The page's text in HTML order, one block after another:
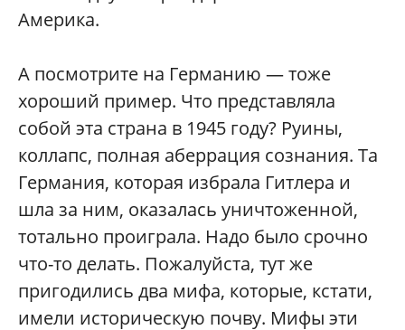
Америка.
А посмотрите на Германию — тоже
хороший пример. Что представляла
собой эта страна в 1945 году? Руины,
коллапс, полная аберрация сознания. Та
Германия, которая избрала Гитлера и
шла за ним, оказалась уничтоженной,
тотально проиграла. Надо было срочно
что-то делать. Пожалуйста, тут же
пригодились два мифа, которые, кстати,
имели историческую почву. Мифы эти